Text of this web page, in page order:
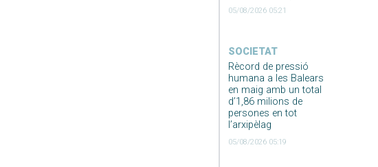
05/08/2026 05:21
SOCIETAT
Rècord de pressió
humana a les Balears
en maig amb un total
d’1,86 milions de
persones en tot
l’arxipèlag
05/08/2026 05:19